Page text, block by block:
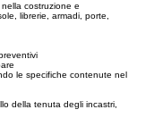
costruzione e
librerie, armadi, porte,
le specifiche contenute nel
della tenuta degli incastri,